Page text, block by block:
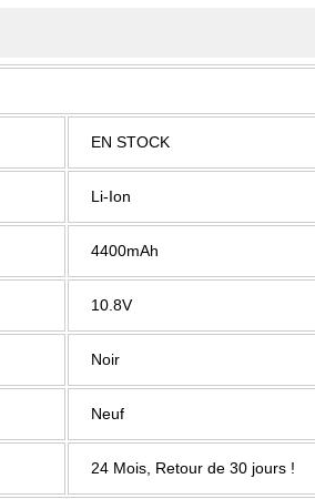
EN STOCK
Li-Ion
4400mAh
10.8V
Noir
Neuf
24 Mois, Retour de 30 jours !